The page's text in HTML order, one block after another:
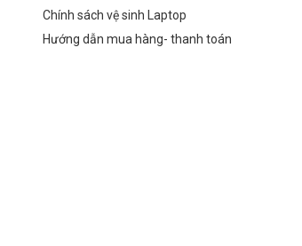
Chính sách vệ sinh Laptop
Hướng dẫn mua hàng- thanh toán